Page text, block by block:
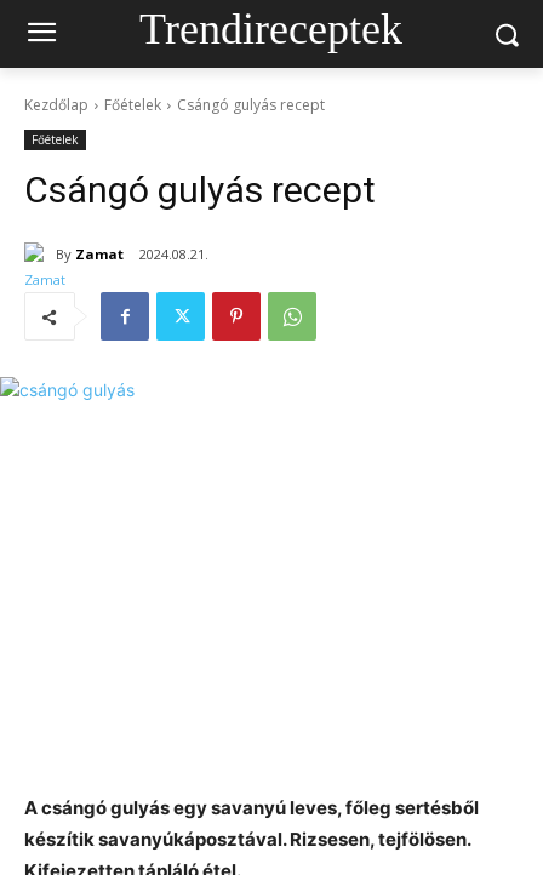
Trendireceptek
Kezdőlap Főételek Csángó gulyás recept
Főételek
Csángó gulyás recept
By Zamat 2024.08.21.
A csángó gulyás egy savanyú leves, főleg sertésből
készítik savanyúkáposztával. Rizsesen, tejfölösen.